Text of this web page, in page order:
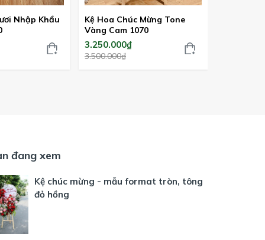
Nhập Khẩu
Kệ Hoa Chúc Mừng Tone
Vàng Cam 1070
3.250.000₫
3.500.000₫
đang xem
Kệ chúc mừng - mẫu format tròn, tông
đỏ hồng